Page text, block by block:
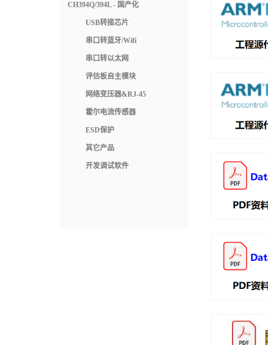
CH394Q/394L - 国产化
USB转接芯片
串口转蓝牙/Wifi
串口转以太网
评估板自主模块
网络变压器&RJ-45
霍尔电流传感器
ESD保护
其它产品
开发调试软件